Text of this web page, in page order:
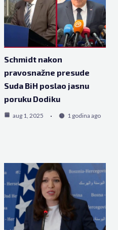
Schmidt nakon
pravosnažne presude
Suda BiH poslao jasnu
poruku Dodiku
aug 1, 2025 1 godina ago